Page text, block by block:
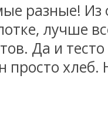
разные! Из
лучше
Да и
просто хлеб.